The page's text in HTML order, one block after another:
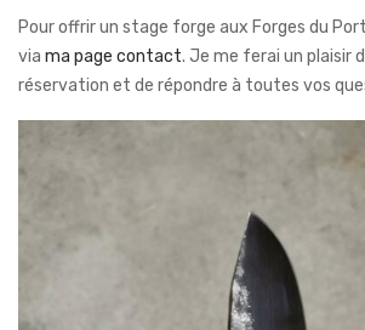
Pour offrir un stage forge aux Forges du
via ma page contact. Je me ferai un plaisir
réservation et de répondre à toutes vos